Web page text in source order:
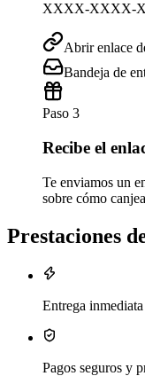
XXXX-XXXX-
Abrir enlace
Bandeja de
Paso 3
Recibe el
Te enviamos un
sobre cómo
Prestaciones
Entrega inmediata
Pagos seguros y